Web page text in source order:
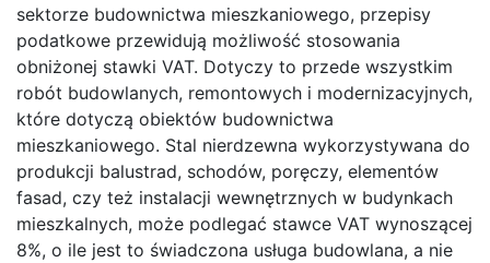
sektorze budownictwa mieszkaniowego, przepisy
podatkowe przewidują możliwość stosowania
obniżonej stawki VAT. Dotyczy to przede wszystkim
robót budowlanych, remontowych i modernizacyjnych,
które dotyczą obiektów budownictwa
mieszkaniowego. Stal nierdzewna wykorzystywana do
produkcji balustrad, schodów, poręczy, elementów
fasad, czy też instalacji wewnętrznych w budynkach
mieszkalnych, może podlegać stawce VAT wynoszącej
8%, o ile jest to świadczona usługa budowlana, a nie